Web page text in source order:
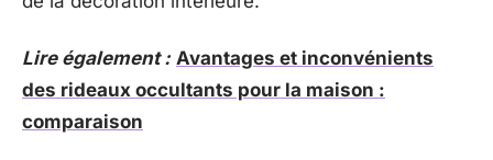
Lire également : Avantages et inconvénients
des rideaux occultants pour la maison :
comparaison